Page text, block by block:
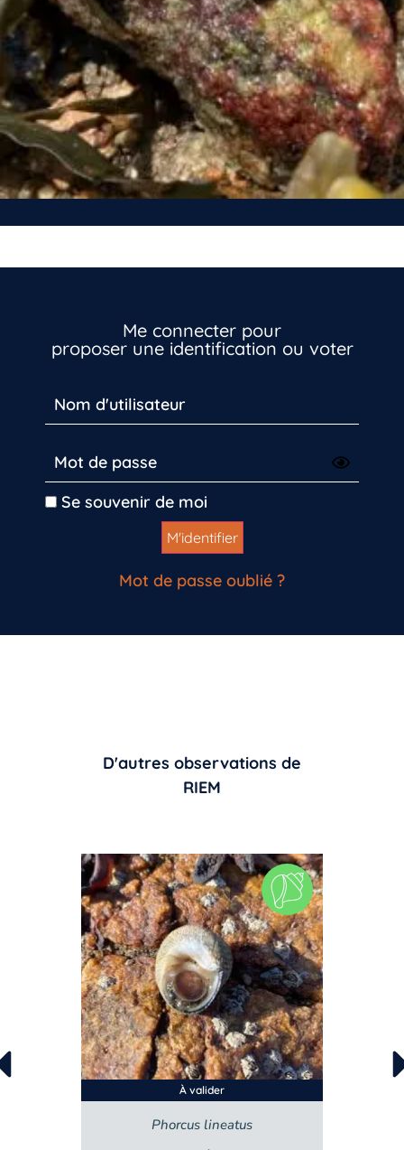
Me connecter pour
proposer une identification ou voter
Se souvenir de moi
Mot de passe oublié ?
D'autres observations de
RIEM
À valider
Phorcus lineatus